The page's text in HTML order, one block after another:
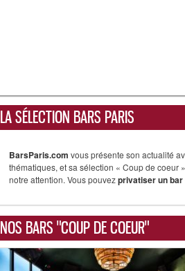
LA SÉLECTION BARS PARIS
BarsParis.com vous présente son actualité
thématiques, et sa sélection « Coup de coeur
notre attention. Vous pouvezprivatiser un bar
NOS BARS "COUP DE COEUR"